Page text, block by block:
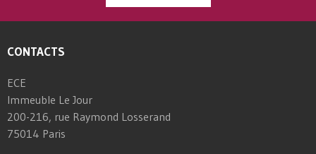
CONTACTS
ECE
Immeuble Le Jour
200-216, rue Raymond Losserand
75014 Paris